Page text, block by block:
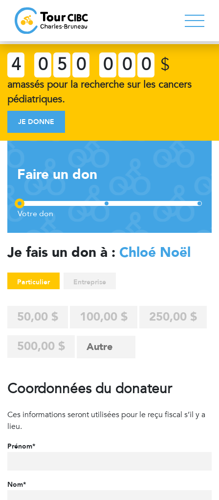
4 0 5 0 0 0 0 $
amassés pour la recherche sur les cancers
pédiatriques.
JE DONNE
Faire un don
Je fais un don à : Chloé Noël
Particulier Entreprise
50,00 $ 100,00 $
250,00 $
500,00 $
Coordonnées du donateur
Ces informations seront utilisées pour le reçu fiscal s’il y a
lieu.
Prénom*
Nom*